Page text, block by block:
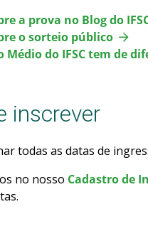
a prova no Blog do
o sorteio público
Médio do IFSC tem de
inscrever
todas as datas de
no nosso Cadastro de